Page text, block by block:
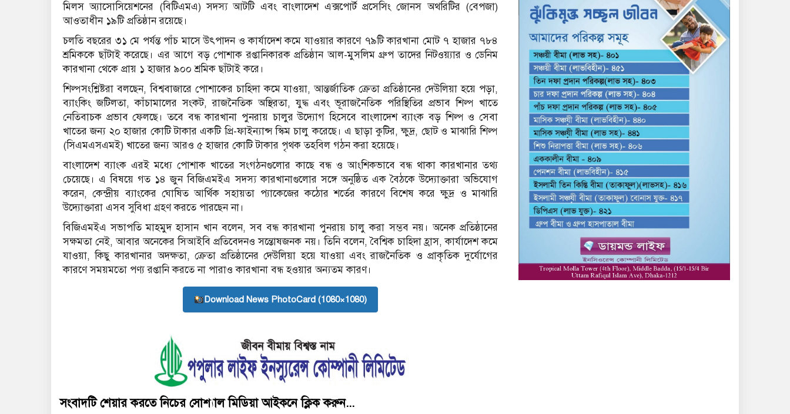
মিলস অ্যাসোসিয়েশনের (বিটিএমএ) সদস্য আটটি এবং বাংলাদেশ এক্সপোর্ট প্রসেসিং জোনস অথরিটির (বেপজা)
আওতাধীন ১৯টি প্রতিষ্ঠান রয়েছে।
চলতি বছরের ৩১ মে পর্যন্ত পাঁচ মাসে উৎপাদন ও কার্যাদেশ কমে যাওয়ার কারণে ৭৯টি কারখানা মোট ৭ হাজার ৭৮৪
শ্রমিককে ছাঁটাই করেছে। এর আগে বড় পোশাক রপ্তানিকারক প্রতিষ্ঠান আল-মুসলিম গ্রুপ তাদের নিটওয়্যার ও ডেনিম
কারখানা থেকে প্রায় ১ হাজার ৯০০ শ্রমিক ছাঁটাই করে।
শিল্পসংশ্লিষ্টরা বলছেন, বিশ্ববাজারে পোশাকের চাহিদা কমে যাওয়া, আন্তর্জাতিক ক্রেতা প্রতিষ্ঠানের দেউলিয়া হয়ে পড়া,
ব্যাংকিং জটিলতা, কাঁচামালের সংকট, রাজনৈতিক অস্থিরতা, যুদ্ধ এবং ভূরাজনৈতিক পরিস্থিতির প্রভাব শিল্প খাতে
নেতিবাচক প্রভাব ফেলছে। তবে বন্ধ কারখানা পুনরায় চালুর উদ্যোগ হিসেবে বাংলাদেশ ব্যাংক বড় শিল্প ও সেবা
খাতের জন্য ২০ হাজার কোটি টাকার একটি প্রি-ফাইন্যান্স স্কিম চালু করেছে। এ ছাড়া কুটির, ক্ষুদ্র, ছোট ও মাঝারি শিল্প
(সিএমএসএমই) খাতের জন্য আরও ৫ হাজার কোটি টাকার পৃথক তহবিল গঠন করা হয়েছে।
বাংলাদেশ ব্যাংক এরই মধ্যে পোশাক খাতের সংগঠনগুলোর কাছে বন্ধ ও আংশিকভাবে বন্ধ থাকা কারখানার তথ্য
চেয়েছে। এ বিষয়ে গত ১৪ জুন বিজিএমইএ সদস্য কারখানাগুলোর সঙ্গে অনুষ্ঠিত এক বৈঠকে উদ্যোক্তারা অভিযোগ
করেন, কেন্দ্রীয় ব্যাংকের ঘোষিত আর্থিক সহায়তা প্যাকেজের কঠোর শর্তের কারণে বিশেষ করে ক্ষুদ্র ও মাঝারি
উদ্যোক্তারা এসব সুবিধা গ্রহণ করতে পারছেন না।
বিজিএমইএ সভাপতি মাহমুদ হাসান খান বলেন, সব বন্ধ কারখানা পুনরায় চালু করা সম্ভব নয়। অনেক প্রতিষ্ঠানের
সক্ষমতা নেই, আবার অনেকের সিআইবি প্রতিবেদনও সন্তোষজনক নয়। তিনি বলেন, বৈশ্বিক চাহিদা হ্রাস, কার্যাদেশ কমে
যাওয়া, কিছু কারখানার অদক্ষতা, ক্রেতা প্রতিষ্ঠানের দেউলিয়া হয়ে যাওয়া এবং রাজনৈতিক ও প্রাকৃতিক দুর্যোগের
কারণে সময়মতো পণ্য রপ্তানি করতে না পারাও কারখানা বন্ধ হওয়ার অন্যতম কারণ।
Download News PhotoCard (1080×1080)
সংবাদটি শেয়ার করতে নিচের সোশ্যাল মিডিয়া আইকনে ক্লিক করুন...